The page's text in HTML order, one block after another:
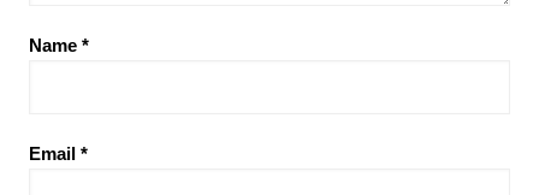
Name *
Email *